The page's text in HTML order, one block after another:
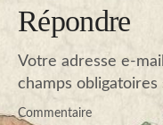
Répondre
Votre adresse e-
champs
Commentaire